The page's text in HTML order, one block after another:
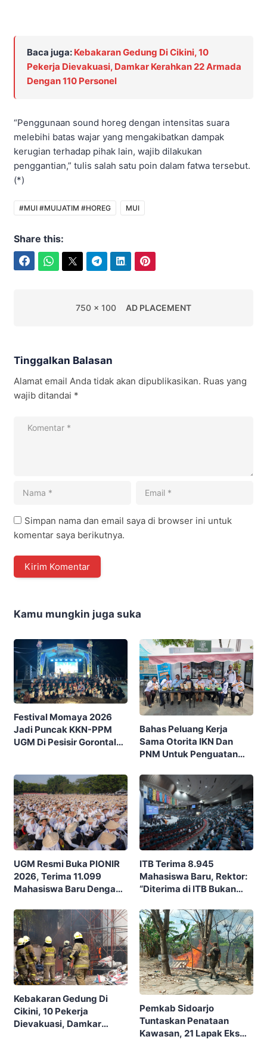
Baca juga: Kebakaran Gedung Di Cikini, 10
Pekerja Dievakuasi, Damkar Kerahkan 22 Armada
Dengan 110 Personel
“Penggunaan sound horeg dengan intensitas suara
melebihi batas wajar yang mengakibatkan dampak
kerugian terhadap pihak lain, wajib dilakukan
penggantian,” tulis salah satu poin dalam fatwa tersebut.
(*)
#MUI #MUIJATIM #HOREG MUI
Share this:
750 x 100 AD PLACEMENT
Tinggalkan Balasan
Alamat email Anda tidak akan dipublikasikan. Ruas yang
wajib ditandai *
Simpan nama dan email saya di browser ini untuk
komentar saya berikutnya.
Kamu mungkin juga suka
Festival Momaya 2026
Jadi Puncak KKN-PPM
UGM Di Pesisir Gorontalo,
Bahas Peluang Kerja
Sama Otorita IKN Dan
PNM Untuk Penguatan
Nusantara
UGM Resmi Buka PIONIR
2026, Terima 11.099
Mahasiswa Baru Dengan
Membangun Bangsa”
ITB Terima 8.945
Mahasiswa Baru, Rektor:
“Diterima di ITB Bukan
Kebakaran Gedung Di
Cikini, 10 Pekerja
Dievakuasi, Damkar
Pemkab Sidoarjo
Tuntaskan Penataan
Kawasan, 21 Lapak Eks